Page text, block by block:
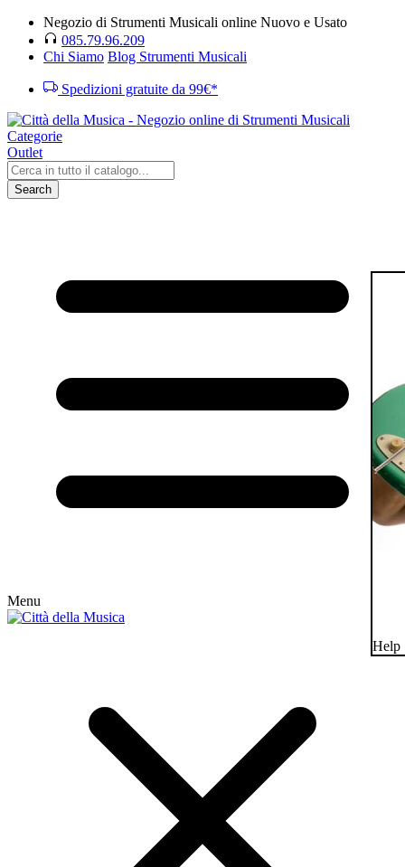
Negozio di Strumenti Musicali online Nuovo e Usato
085.79.96.209
Chi Siamo Blog Strumenti Musicali
Spedizioni gratuite da 99€*
Categorie
Outlet
Search
Menu
Help